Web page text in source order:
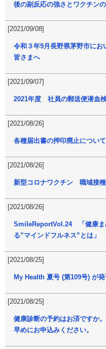
後の副反応の強さとワクチン
[2021/09/08]
令和３年9月長野県茅野市に
皆さまへ
[2021/09/07]
2021年度 社員の郵送便潜血
[2021/08/26]
各種届出書の押印廃止について
[2021/08/26]
新型コロナワクチン 職域接
[2021/08/26]
SmileReportVol.24 「健康ま
る”マインドフルネス”とは」
[2021/08/25]
My Health 夏号 (第109号) が
[2021/08/25]
健康診断の予約はお済ですか
早めにお申込みください。